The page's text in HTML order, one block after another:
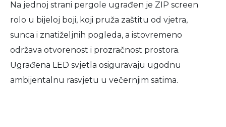
Na jednoj strani pergole ugrađen je ZIP screen
rolo u bijeloj boji, koji pruža zaštitu od vjetra,
sunca i znatiželjnih pogleda, a istovremeno
održava otvorenost i prozračnost prostora.
Ugrađena LED svjetla osiguravaju ugodnu
ambijentalnu rasvjetu u večernjim satima.